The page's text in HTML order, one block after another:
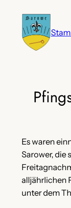
springen
Es waren
Sarower, die
alljährlichen
unter dem